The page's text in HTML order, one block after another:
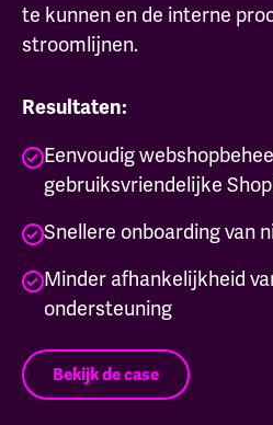
te kunnen en de interne
stroomlijnen.
Resultaten:
Eenvoudig
gebruiksvriendelijke
Snellere onboarding van
Minder afhankelijkheid
ondersteuning
Bekijk de case